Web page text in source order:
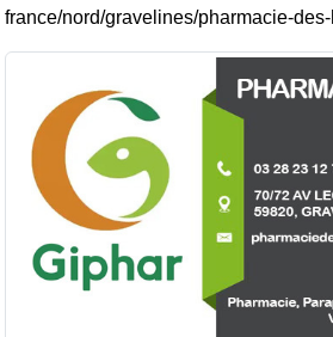
france/nord/gravelines/pharmacie-